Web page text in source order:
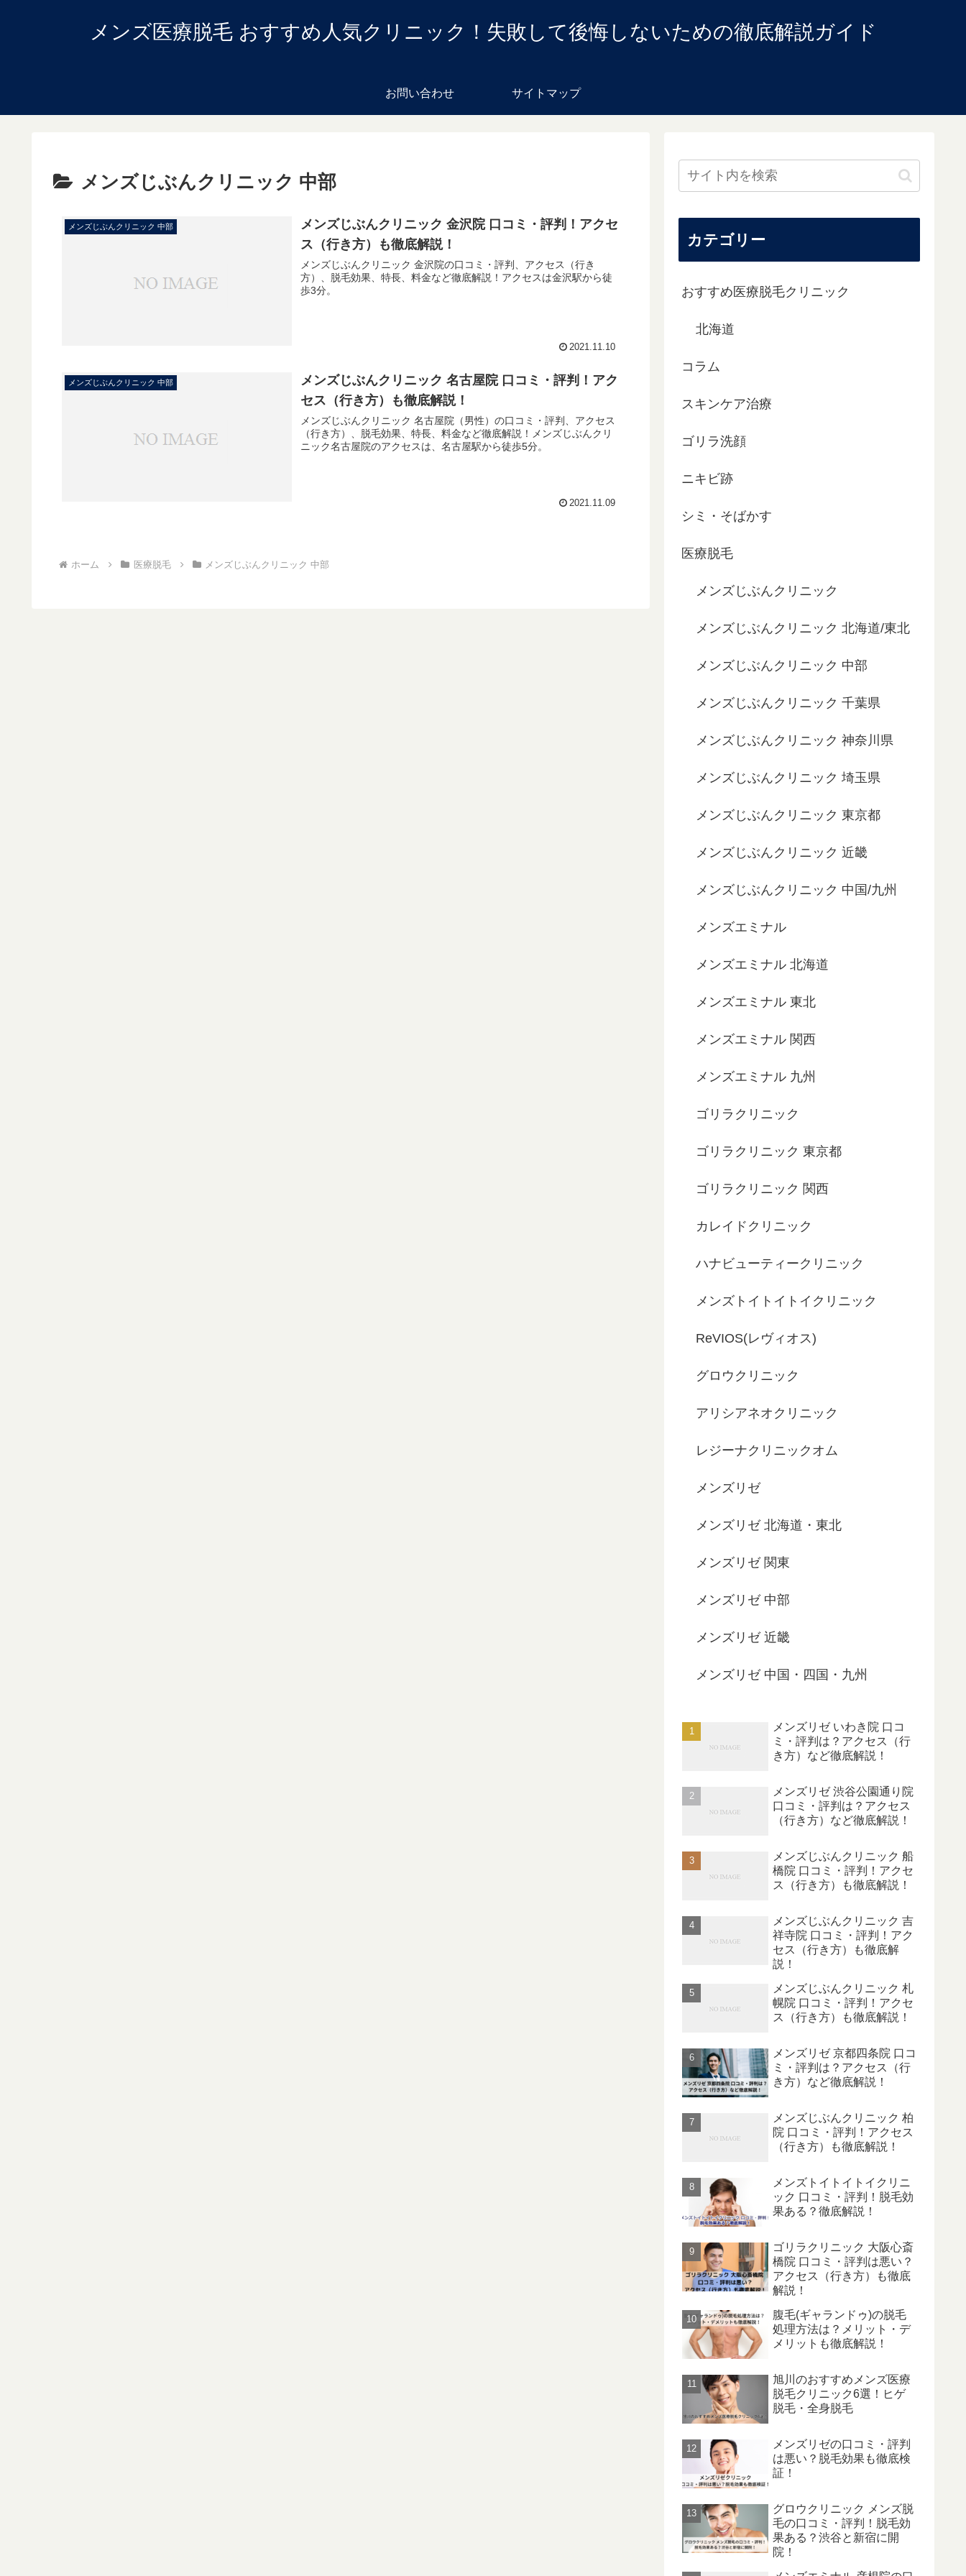
メンズ医療脱毛 おすすめ人気クリニック！失敗して後悔しないための徹底解説ガイド
お問い合わせ サイトマップ
メンズじぶんクリニック 中部
メンズじぶんクリニック 中部
メンズじぶんクリニック 金沢院 口コミ・評判！アクセ
ス（行き方）も徹底解説！
メンズじぶんクリニック 金沢院の口コミ・評判、アクセス（行き
方）、脱毛効果、特長、料金など徹底解説！アクセスは金沢駅から徒
歩3分。
2021.11.10
メンズじぶんクリニック 中部
メンズじぶんクリニック 名古屋院 口コミ・評判！アク
セス（行き方）も徹底解説！
メンズじぶんクリニック 名古屋院（男性）の口コミ・評判、アクセス
（行き方）、脱毛効果、特長、料金など徹底解説！メンズじぶんクリ
ニック名古屋院のアクセスは、名古屋駅から徒歩5分。
2021.11.09
ホーム 医療脱毛 メンズじぶんクリニック 中部
カテゴリー
おすすめ医療脱毛クリニック
北海道
コラム
スキンケア治療
ゴリラ洗顔
ニキビ跡
シミ・そばかす
医療脱毛
メンズじぶんクリニック
メンズじぶんクリニック 北海道/東北
メンズじぶんクリニック 中部
メンズじぶんクリニック 千葉県
メンズじぶんクリニック 神奈川県
メンズじぶんクリニック 埼玉県
メンズじぶんクリニック 東京都
メンズじぶんクリニック 近畿
メンズじぶんクリニック 中国/九州
メンズエミナル
メンズエミナル 北海道
メンズエミナル 東北
メンズエミナル 関西
メンズエミナル 九州
ゴリラクリニック
ゴリラクリニック 東京都
ゴリラクリニック 関西
カレイドクリニック
ハナビューティークリニック
メンズトイトイトイクリニック
ReVIOS(レヴィオス)
グロウクリニック
アリシアネオクリニック
レジーナクリニックオム
メンズリゼ
メンズリゼ 北海道・東北
メンズリゼ 関東
メンズリゼ 中部
メンズリゼ 近畿
メンズリゼ 中国・四国・九州
メンズリゼ いわき院 口コ
ミ・評判は？アクセス（行
き方）など徹底解説！
メンズリゼ 渋谷公園通り院
口コミ・評判は？アクセス
（行き方）など徹底解説！
メンズじぶんクリニック 船
橋院 口コミ・評判！アクセ
ス（行き方）も徹底解説！
メンズじぶんクリニック 吉
祥寺院 口コミ・評判！アク
セス（行き方）も徹底解
説！
メンズじぶんクリニック 札
幌院 口コミ・評判！アクセ
ス（行き方）も徹底解説！
メンズリゼ 京都四条院 口コ
ミ・評判は？アクセス（行
き方）など徹底解説！
メンズじぶんクリニック 柏
院 口コミ・評判！アクセス
（行き方）も徹底解説！
メンズトイトイトイクリニ
ック 口コミ・評判！脱毛効
果ある？徹底解説！
ゴリラクリニック 大阪心斎
橋院 口コミ・評判は悪い？
アクセス（行き方）も徹底
解説！
腹毛(ギャランドゥ)の脱毛
処理方法は？メリット・デ
メリットも徹底解説！
旭川のおすすめメンズ医療
脱毛クリニック6選！ヒゲ
脱毛・全身脱毛
メンズリゼの口コミ・評判
は悪い？脱毛効果も徹底検
証！
グロウクリニック メンズ脱
毛の口コミ・評判！脱毛効
果ある？渋谷と新宿に開
院！